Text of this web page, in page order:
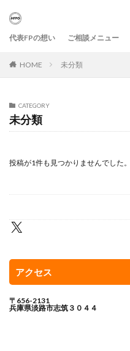
代表FPの想い ご相談メニュー
HOME 未分類
CATEGORY
未分類
投稿が1件も見つかりませんでした。
アクセス
〒656-2131
兵庫県淡路市志筑３０４４